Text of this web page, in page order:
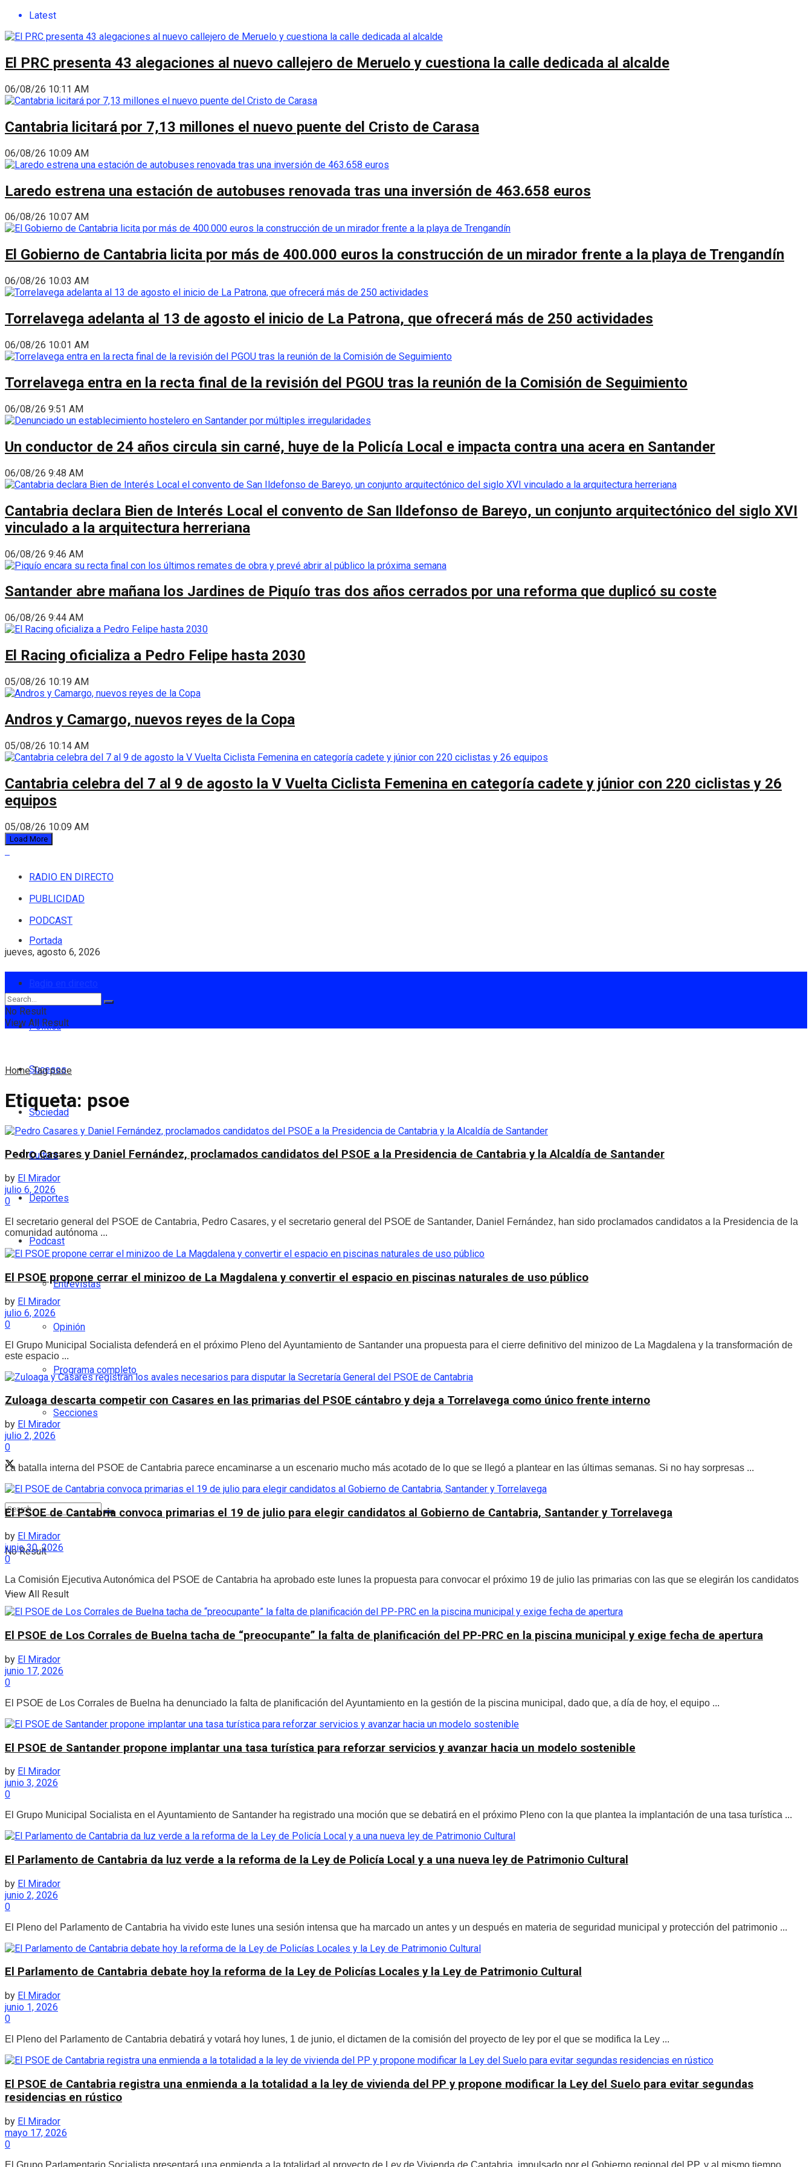
Latest
El PRC presenta 43 alegaciones al nuevo callejero de Meruelo y cuestiona la calle dedicada al alcalde
06/08/26 10:11 AM
Cantabria licitará por 7,13 millones el nuevo puente del Cristo de Carasa
06/08/26 10:09 AM
Laredo estrena una estación de autobuses renovada tras una inversión de 463.658 euros
06/08/26 10:07 AM
El Gobierno de Cantabria licita por más de 400.000 euros la construcción de un mirador frente a la playa de Trengandín
06/08/26 10:03 AM
Torrelavega adelanta al 13 de agosto el inicio de La Patrona, que ofrecerá más de 250 actividades
06/08/26 10:01 AM
Torrelavega entra en la recta final de la revisión del PGOU tras la reunión de la Comisión de Seguimiento
06/08/26 9:51 AM
Un conductor de 24 años circula sin carné, huye de la Policía Local e impacta contra una acera en Santander
06/08/26 9:48 AM
Cantabria declara Bien de Interés Local el convento de San Ildefonso de Bareyo, un conjunto arquitectónico del siglo XVI
vinculado a la arquitectura herreriana
06/08/26 9:46 AM
Santander abre mañana los Jardines de Piquío tras dos años cerrados por una reforma que duplicó su coste
06/08/26 9:44 AM
El Racing oficializa a Pedro Felipe hasta 2030
05/08/26 10:19 AM
Andros y Camargo, nuevos reyes de la Copa
05/08/26 10:14 AM
Cantabria celebra del 7 al 9 de agosto la V Vuelta Ciclista Femenina en categoría cadete y júnior con 220 ciclistas y 26
equipos
05/08/26 10:09 AM
Load More
RADIO EN DIRECTO
PUBLICIDAD
PODCAST
jueves, agosto 6, 2026
Portada
Política
Sucesos
Sociedad
Cultura
Deportes
Podcast
Entrevistas
Opinión
Programa completo
Secciones
No Result
View All Result
No Result
View All Result
Home Tag psoe
Etiqueta: psoe
Pedro Casares y Daniel Fernández, proclamados candidatos del PSOE a la Presidencia de Cantabria y la Alcaldía de Santander
by El Mirador
julio 6, 2026
0
El secretario general del PSOE de Cantabria, Pedro Casares, y el secretario general del PSOE de Santander, Daniel Fernández, han sido proclamados candidatos a la Presidencia de la
comunidad autónoma ...
El PSOE propone cerrar el minizoo de La Magdalena y convertir el espacio en piscinas naturales de uso público
by El Mirador
julio 6, 2026
0
El Grupo Municipal Socialista defenderá en el próximo Pleno del Ayuntamiento de Santander una propuesta para el cierre definitivo del minizoo de La Magdalena y la transformación de
este espacio ...
Zuloaga descarta competir con Casares en las primarias del PSOE cántabro y deja a Torrelavega como único frente interno
by El Mirador
julio 2, 2026
0
La batalla interna del PSOE de Cantabria parece encaminarse a un escenario mucho más acotado de lo que se llegó a plantear en las últimas semanas. Si no hay sorpresas ...
El PSOE de Cantabria convoca primarias el 19 de julio para elegir candidatos al Gobierno de Cantabria, Santander y Torrelavega
by El Mirador
junio 30, 2026
0
La Comisión Ejecutiva Autonómica del PSOE de Cantabria ha aprobado este lunes la propuesta para convocar el próximo 19 de julio las primarias con las que se elegirán los candidatos
...
El PSOE de Los Corrales de Buelna tacha de “preocupante” la falta de planificación del PP-PRC en la piscina municipal y exige fecha de apertura
by El Mirador
junio 17, 2026
0
El PSOE de Los Corrales de Buelna ha denunciado la falta de planificación del Ayuntamiento en la gestión de la piscina municipal, dado que, a día de hoy, el equipo ...
El PSOE de Santander propone implantar una tasa turística para reforzar servicios y avanzar hacia un modelo sostenible
by El Mirador
junio 3, 2026
0
El Grupo Municipal Socialista en el Ayuntamiento de Santander ha registrado una moción que se debatirá en el próximo Pleno con la que plantea la implantación de una tasa turística ...
El Parlamento de Cantabria da luz verde a la reforma de la Ley de Policía Local y a una nueva ley de Patrimonio Cultural
by El Mirador
junio 2, 2026
0
El Pleno del Parlamento de Cantabria ha vivido este lunes una sesión intensa que ha marcado un antes y un después en materia de seguridad municipal y protección del patrimonio ...
El Parlamento de Cantabria debate hoy la reforma de la Ley de Policías Locales y la Ley de Patrimonio Cultural
by El Mirador
junio 1, 2026
0
El Pleno del Parlamento de Cantabria debatirá y votará hoy lunes, 1 de junio, el dictamen de la comisión del proyecto de ley por el que se modifica la Ley ...
El PSOE de Cantabria registra una enmienda a la totalidad a la ley de vivienda del PP y propone modificar la Ley del Suelo para evitar segundas
residencias en rústico
by El Mirador
mayo 17, 2026
0
El Grupo Parlamentario Socialista presentará una enmienda a la totalidad al proyecto de Ley de Vivienda de Cantabria, impulsado por el Gobierno regional del PP, y al mismo tiempo